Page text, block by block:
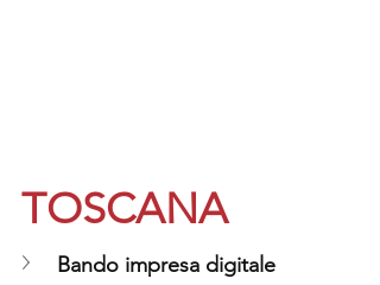
TOSCANA
Bando impresa digitale